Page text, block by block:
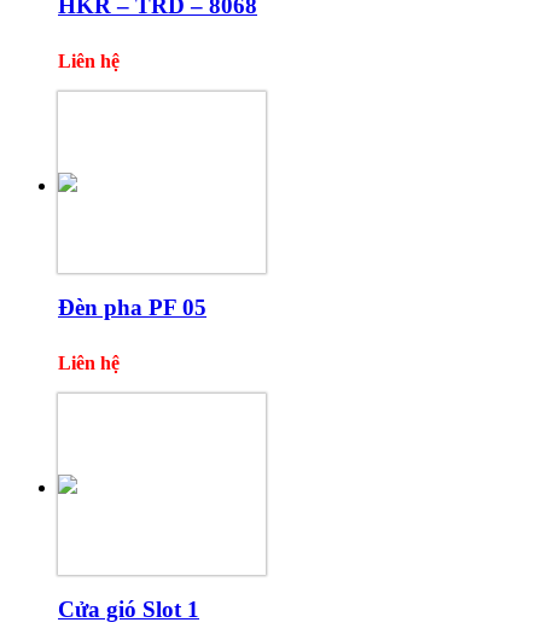
HKR – TRD – 8068
Liên hệ
Đèn pha PF 05
Liên hệ
Cửa gió Slot 1